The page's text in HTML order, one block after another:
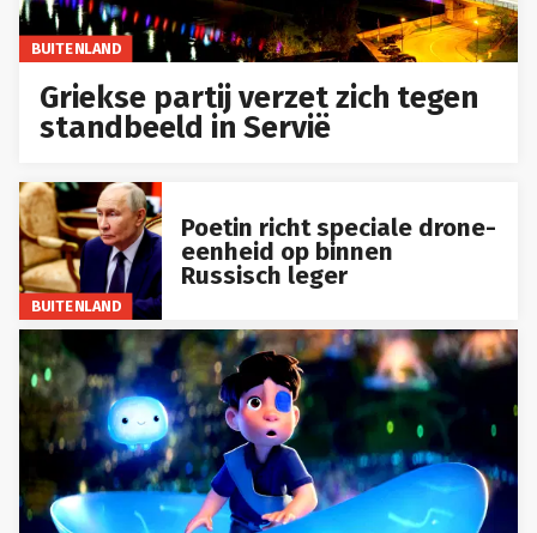
BUITENLAND
Griekse partij verzet zich tegen
standbeeld in Servië
BUITENLAND
Poetin richt speciale drone-
eenheid op binnen
Russisch leger